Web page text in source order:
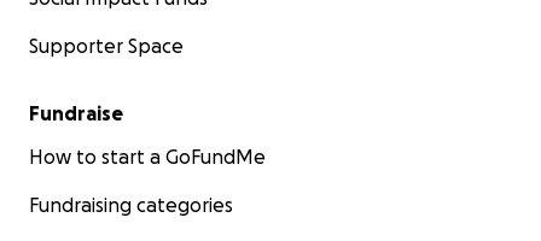
Supporter Space
Fundraise
How to start a GoFundMe
Fundraising categories